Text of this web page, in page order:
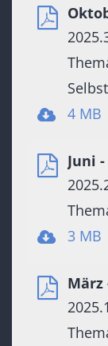
4 MB
Juni
3 MB
März